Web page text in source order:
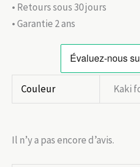
• Retours sous 30 jours
• Garantie 2 ans
Couleur Kaki
Il n’y a pas encore d’avis.